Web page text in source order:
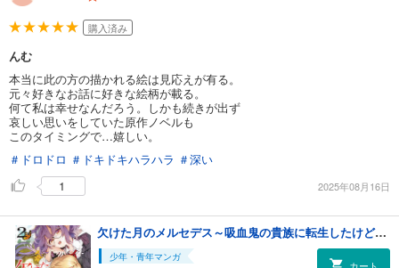
購入済み
んむ
本当に此の方の描かれる絵は見応えが有る。
元々好きなお話に好きな絵柄が載る。
何て私は幸せなんだろう。しかも続きが出ず
哀しい思いをしていた原作ノベルも
このタイミングで…嬉しい。
＃ドロドロ ＃ドキドキハラハラ ＃深い
1
2025年08月16日
欠けた月のメルセデス～吸血鬼の貴族に転生したけど捨てられそうなのでダンジョンを制覇する～@COMIC 第2巻【描き下ろし漫画特典付き】
少年・青年マンガ